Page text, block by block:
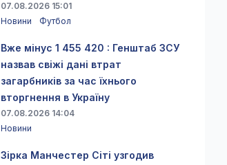
07.08.2026 15:01
Новини
Футбол
Вже мінус 1 455 420 : Генштаб ЗСУ
назвав свіжі дані втрат
загарбників за час їхнього
вторгнення в Україну
07.08.2026 14:04
Новини
Зірка Манчестер Сіті узгодив